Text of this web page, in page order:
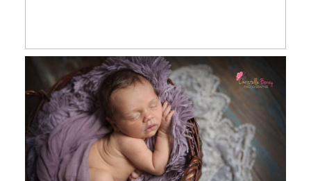
Emma, 10 jours, séance nouveau né
Castres